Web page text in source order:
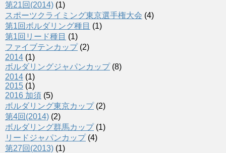
第21回(2014) (1)
スポーツクライミング東京選手権大会 (4)
第1回ボルダリング種目 (1)
第1回リード種目 (1)
ファイブテンカップ(2)
2014 (1)
ボルダリングジャパンカップ(8)
2014 (1)
2015 (1)
2016 加須 (5)
ボルダリング東京カップ(2)
第4回(2014) (2)
ボルダリング群馬カップ(1)
リードジャパンカップ(4)
第27回(2013) (1)